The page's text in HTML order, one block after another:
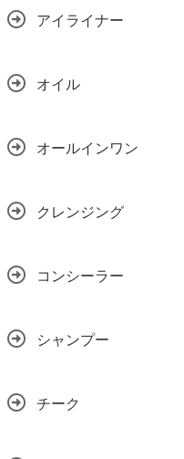
アイライナー
オイル
オールインワン
クレンジング
コンシーラー
シャンプー
チーク